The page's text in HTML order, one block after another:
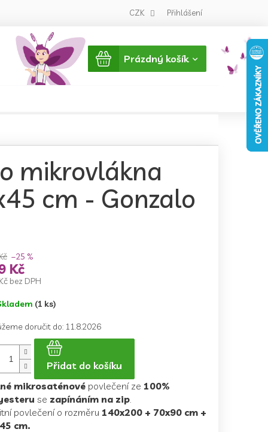
CZK Přihlášení
Nákupní
košík
Prázdný košík
mikrovlákna
cm - Gonzalo
–25 %
Kč
bez DPH
(1 ks)
doručit do: 11.8.2026
Přidat do košíku
mikrosaténové povlečení ze 100%
se zapínáním na zip.
povlečení o rozměru 140x200 + 70x90 cm +
cm.